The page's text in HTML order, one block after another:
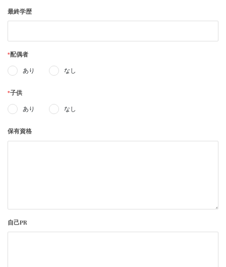
最終学歴
*配偶者
あり なし
*子供
あり なし
保有資格
自己PR